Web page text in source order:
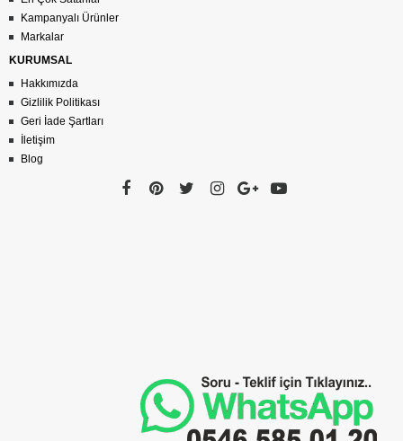
Kampanyalı Ürünler
Markalar
KURUMSAL
Hakkımızda
Gizlilik Politikası
Geri İade Şartları
İletişim
Blog